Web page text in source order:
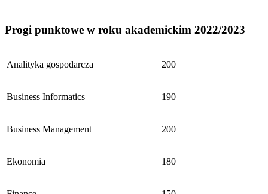
Progi punktowe w roku akademickim 2022/2023
Analityka gospodarcza 200
Business Informatics 190
Business Management 200
Ekonomia 180